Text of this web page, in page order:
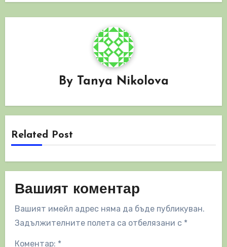
By Tanya Nikolova
Related Post
Вашият коментар
Вашият имейл адрес няма да бъде публикуван.
Задължителните полета са отбелязани с *
Коментар: *